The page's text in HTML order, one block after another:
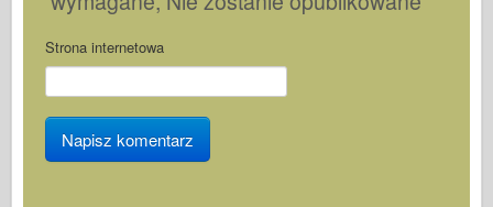
Strona internetowa